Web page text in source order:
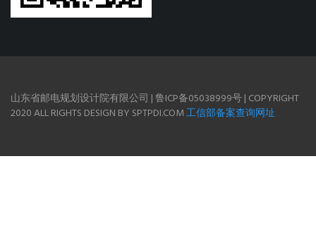
山东省邮电规划设计院有限公司 | 鲁ICP备05038999号 | COPYRIGHT
2020 ALL RIGHTS DESIGN BY SPTPDI.COM工信部备案查询网址